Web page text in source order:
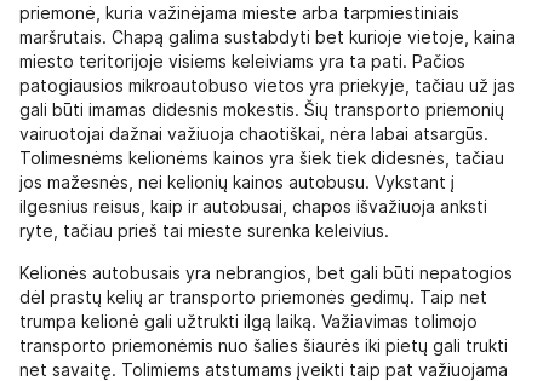
priemonė, kuria važinėjama mieste arba tarpmiestiniais
maršrutais. Chapą galima sustabdyti bet kurioje vietoje, kaina
miesto teritorijoje visiems keleiviams yra ta pati. Pačios
patogiausios mikroautobuso vietos yra priekyje, tačiau už jas
gali būti imamas didesnis mokestis. Šių transporto priemonių
vairuotojai dažnai važiuoja chaotiškai, nėra labai atsargūs.
Tolimesnėms kelionėms kainos yra šiek tiek didesnės, tačiau
jos mažesnės, nei kelionių kainos autobusu. Vykstant į
ilgesnius reisus, kaip ir autobusai, chapos išvažiuoja anksti
ryte, tačiau prieš tai mieste surenka keleivius.
Kelionės autobusais yra nebrangios, bet gali būti nepatogios
dėl prastų kelių ar transporto priemonės gedimų. Taip net
trumpa kelionė gali užtrukti ilgą laiką. Važiavimas tolimojo
transporto priemonėmis nuo šalies šiaurės iki pietų gali trukti
net savaitę. Tolimiems atstumams įveikti taip pat važiuojama